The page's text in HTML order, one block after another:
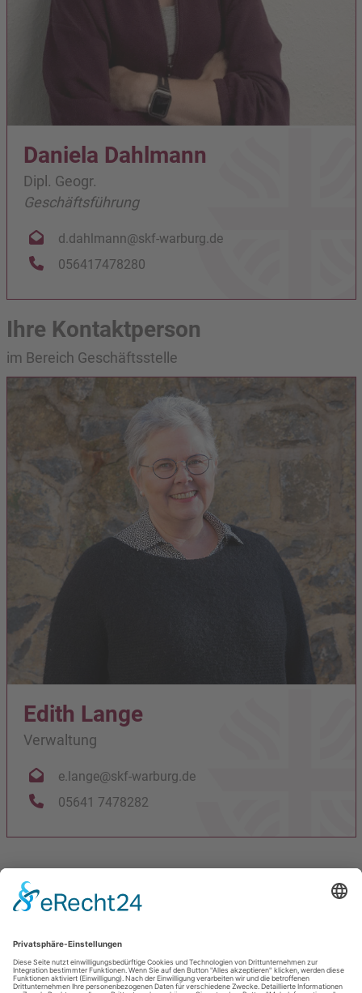
Daniela Dahlmann
Dipl. Geogr.
Geschäftsführung
d.dahlmann@skf-warburg.de
056417478280
Ihre Kontaktperson
im Bereich Geschäftsstelle
Edith Lange
Verwaltung
e.lange@skf-warburg.de
05641 7478282